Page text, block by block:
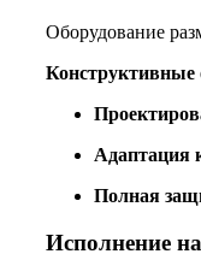
Оборудование
Конструктивные
Адаптация
Полная
Исполнение